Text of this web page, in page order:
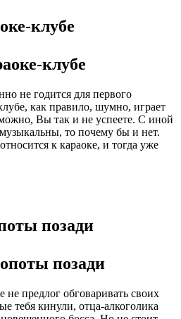
клубе
не годится для первого
как правило, шумно, играет
Вы так и не успеете. С иной
то почему бы и нет.
к караоке, и тогда уже
позади
предлог обговаривать своих
тебя кинули, отца-алкоголика